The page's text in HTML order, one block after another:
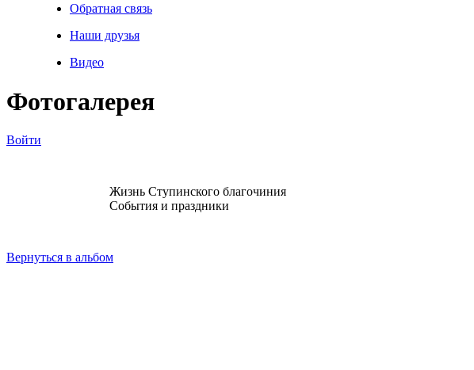
Обратная связь
Наши друзья
Видео
Фотогалерея
Войти
Жизнь Ступинского благочиния
События и праздники
Вернуться в альбом